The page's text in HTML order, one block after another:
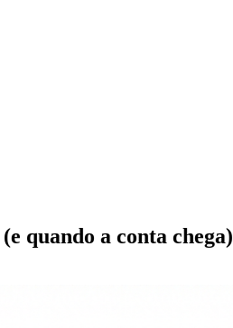
quando a conta chega)